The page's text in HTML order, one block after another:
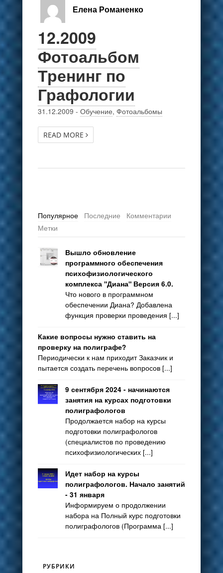
Елена Романенко
12.2009
Фотоальбом
Тренинг по
Графологии
31.12.2009 - Обучение, Фотоальбомы
READ MORE
Популярное Последние
Комментарии
Метки
Вышло обновление
программного обеспечения
психофизиологического
комплекса "Диана" Версия 6.0.
Что нового в программном
обеспечении Диана? Добавлена
функция проверки проведения [...]
Какие вопросы нужно ставить на
проверку на полиграфе?
Периодически к нам приходит Заказчик и
пытается создать перечень вопросов [...]
9 сентября 2024 - начинаются
занятия на курсах подготовки
полиграфологов
Продолжается набор на курсы
подготовки полиграфологов
(специалистов по проведению
психофизиологических [...]
Идет набор на курсы
полиграфологов. Начало занятий
- 31 января
Информируем о продолжении
набора на Полный курс подготовки
полиграфологов (Программа [...]
РУБРИКИ